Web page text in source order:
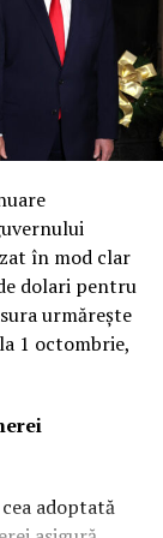
în mod clar
dolari pentru
urmărește
1 octombrie,
adoptată